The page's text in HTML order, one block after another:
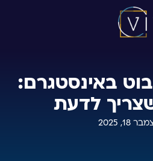
באינסטגרם:
לדעת
18, 2025